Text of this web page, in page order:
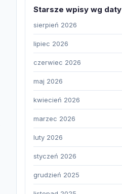
Starsze wpisy wg daty
sierpień 2026
lipiec 2026
czerwiec 2026
maj 2026
kwiecień 2026
marzec 2026
luty 2026
styczeń 2026
grudzień 2025